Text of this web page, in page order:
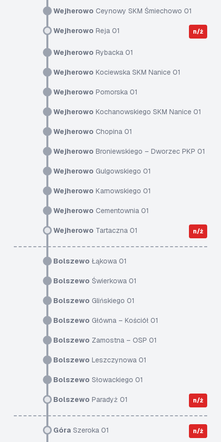
Wejherowo Ceynowy SKM Śmiechowo 01
Wejherowo Reja 01 n/ż
Wejherowo Rybacka 01
Wejherowo Kociewska SKM Nanice 01
Wejherowo Pomorska 01
Wejherowo Kochanowskiego SKM Nanice 01
Wejherowo Chopina 01
Wejherowo Broniewskiego – Dworzec PKP 01
Wejherowo Gulgowskiego 01
Wejherowo Karnowskiego 01
Wejherowo Cementownia 01
Wejherowo Tartaczna 01 n/ż
Bolszewo Łąkowa 01
Bolszewo Świerkowa 01
Bolszewo Glińskiego 01
Bolszewo Główna – Kościół 01
Bolszewo Zamostna – OSP 01
Bolszewo Leszczynowa 01
Bolszewo Słowackiego 01
Bolszewo Paradyż 01 n/ż
Góra Szeroka 01 n/ż